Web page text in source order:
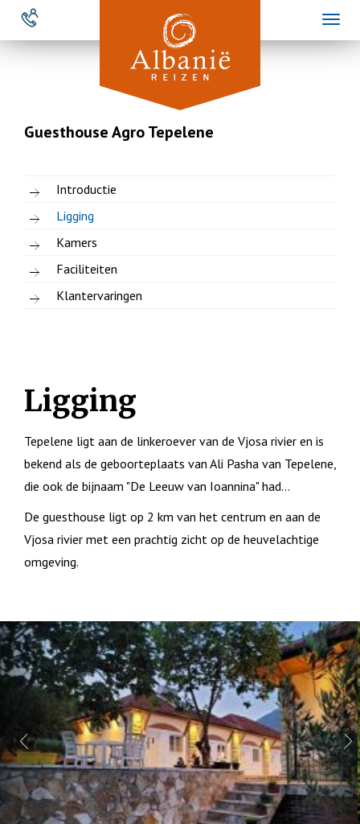
Overslaan
naar
Guesthouse Agro Tepelene
Introductie
Ligging
Kamers
Faciliteiten
Klantervaringen
Ligging
Tepelene ligt aan de linkeroever van de Vjosa rivier en is
bekend als de geboorteplaats van Ali Pasha van Tepelene,
die ook de bijnaam "De Leeuw van Ioannina" had...
De guesthouse ligt op 2 km van het centrum en aan de
Vjosa rivier met een prachtig zicht op de heuvelachtige
omgeving.